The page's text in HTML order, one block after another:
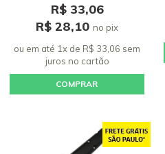
R$ 33,06
R$ 28,10 no pix
ou em até 1x de R$ 33,06 sem
juros no cartão
COMPRAR